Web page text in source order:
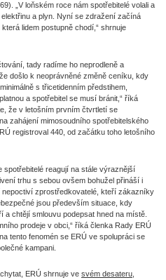
„V loňském roce nám spotřebitelé volali a
a plyn. Nyní se zdražení začíná
lidem postupně chodí,“ shrnuje
tady radíme ho neprodleně a
došlo k neoprávněné změně ceníku, kdy
s třicetidenním předstihem,
a spotřebitel se musí bránit,“ říká
že v letošním prvním čtvrtletí se
zahájení mimosoudního spotřebitelského
registroval 440, od začátku toho letošního
spotřebitelé reagují na stále výraznější
trhu s sebou ovšem bohužel přináší i
zprostředkovatelé, kteří zákazníky
jsou především situace, kdy
chtějí smlouvu podepsat hned na místě.
prodeje v obci,“ říká členka Rady ERÚ
tento fenomén se ERÚ ve spolupráci se
kampani.
ERÚ shrnuje ve svém desateru